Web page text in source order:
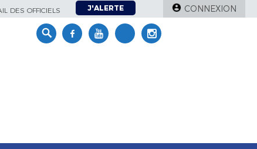
DES OFFICIELS J'ALERTE CONNEXION